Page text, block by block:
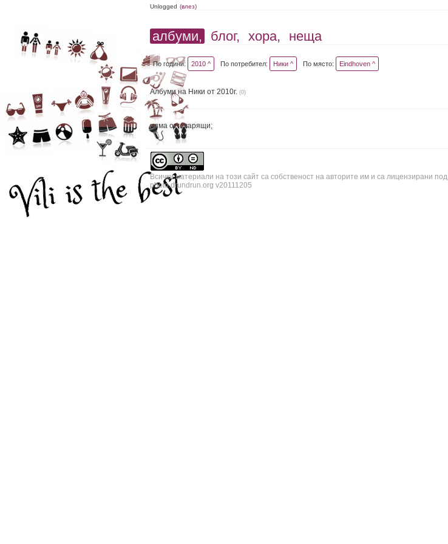
Unlogged (влез)
албуми, блог, хора, неща
По години: 2010 ^ По потребител: Ники ^ По място: Eindhoven ^
Албуми на Ники от 2010г. (0)
няма отговарящи;
Всички материали на този сайт са собственост на авторите им и са лицензирани под
photo.drundrun.org v20111205